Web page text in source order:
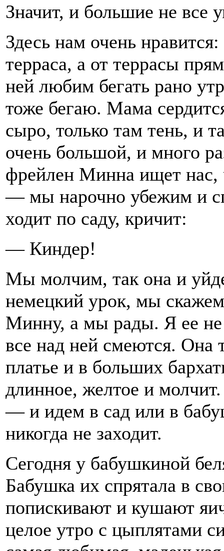
Значит, и большие не все
Здесь нам очень
терраса, а от террасы
ней любим бегать рано
тоже бегаю. Мама
сыро, только там тень, и
очень большой, и много
фрейлен Минна ищет нас,
— мы нарочно убежим и
ходит по саду, кричит:
— Киндер!
Мы молчим, так она и
немецкий урок, мы
Минну, а мы рады. Я ее
все над ней смеются. Она
платье и в больших
длинное, желтое и
— и идем в сад или в
никогда не заходит.
Сегодня у бабушкиной
Бабушка их спрятала в
попискивают и кушают
целое утро с цыплятами